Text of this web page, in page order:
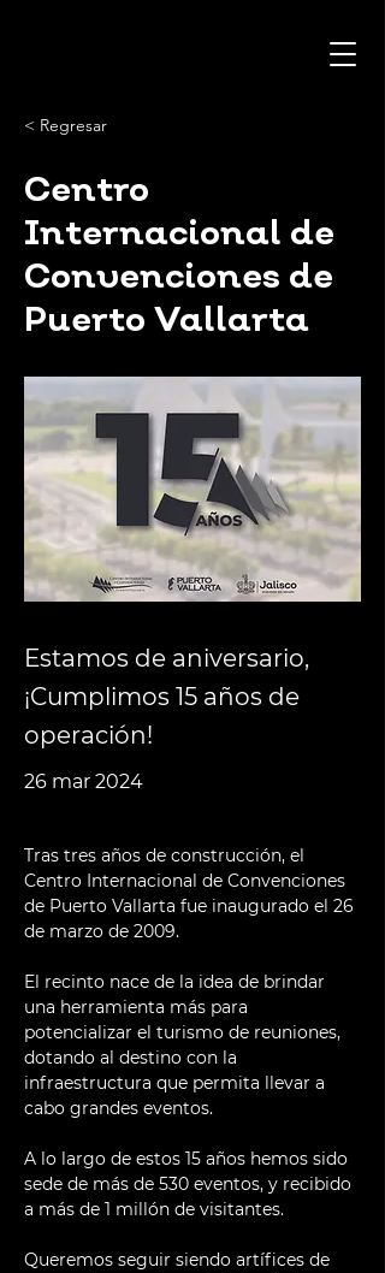
< Regresar
Centro
Internacional de
Convenciones de
Puerto Vallarta
Estamos de aniversario,
¡Cumplimos 15 años de
operación!
26 mar 2024
Tras tres años de construcción, el
Centro Internacional de Convenciones
de Puerto Vallarta fue inaugurado el 26
de marzo de 2009.
El recinto nace de la idea de brindar
una herramienta más para
potencializar el turismo de reuniones,
dotando al destino con la
infraestructura que permita llevar a
cabo grandes eventos.
A lo largo de estos 15 años hemos sido
sede de más de 530 eventos, y recibido
a más de 1 millón de visitantes.
Queremos seguir siendo artífices de